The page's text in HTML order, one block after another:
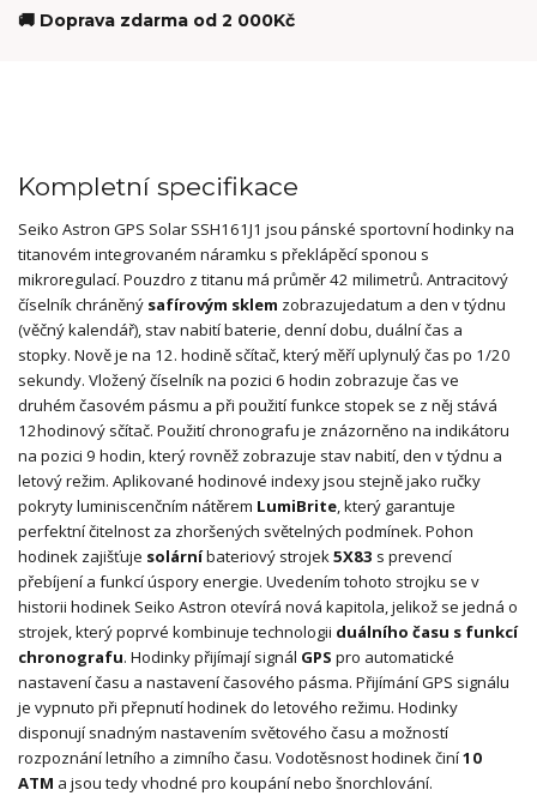
🚚 Doprava zdarma od 2 000Kč
Kompletní specifikace
Seiko Astron GPS Solar SSH161J1 jsou pánské sportovní hodinky na
titanovém integrovaném náramku s překlápěcí sponou s
mikroregulací. Pouzdro z titanu má průměr 42 milimetrů. Antracitový
číselník chráněný safírovým sklem zobrazujedatum a den v týdnu
(věčný kalendář), stav nabití baterie, denní dobu, duální čas a
stopky. Nově je na 12. hodině sčítač, který měří uplynulý čas po 1/20
sekundy. Vložený číselník na pozici 6 hodin zobrazuje čas ve
druhém časovém pásmu a při použití funkce stopek se z něj stává
12hodinový sčítač. Použití chronografu je znázorněno na indikátoru
na pozici 9 hodin, který rovněž zobrazuje stav nabití, den v týdnu a
letový režim. Aplikované hodinové indexy jsou stejně jako ručky
pokryty luminiscenčním nátěrem LumiBrite, který garantuje
perfektní čitelnost za zhoršených světelných podmínek. Pohon
hodinek zajišťuje solárníbateriový strojek5X83 s prevencí
přebíjení a funkcí úspory energie. Uvedením tohoto strojku se v
historii hodinek Seiko Astron otevírá nová kapitola, jelikož se jedná o
strojek, který poprvé kombinuje technologii duálního času s funkcí
chronografu. Hodinky přijímají signál GPS pro automatické
nastavení času a nastavení časového pásma. Přijímání GPS signálu
je vypnuto při přepnutí hodinek do letového režimu. Hodinky
disponují snadným nastavením světového času a možností
rozpoznání letního a zimního času. Vodotěsnost hodinek činí10
ATM a jsou tedy vhodné pro koupání nebo šnorchlování.